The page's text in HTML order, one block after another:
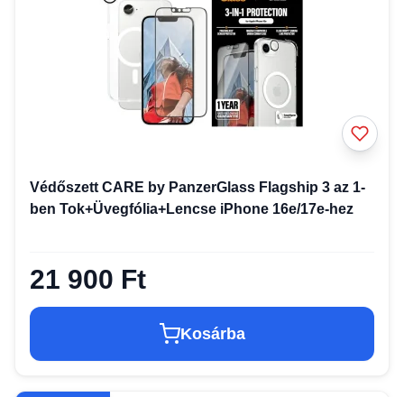
Védőszett CARE by PanzerGlass Flagship 3 az 1-
ben Tok+Üvegfólia+Lencse iPhone 16e/17e-hez
21 900 Ft
Kosárba